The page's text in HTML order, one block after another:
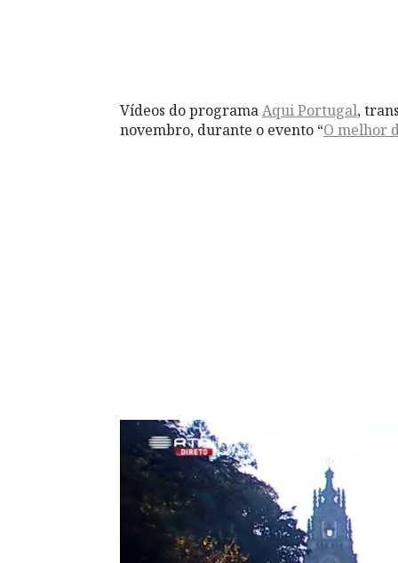
Vídeos do programaAqui Portugal,
novembro, durante o evento “O melhor